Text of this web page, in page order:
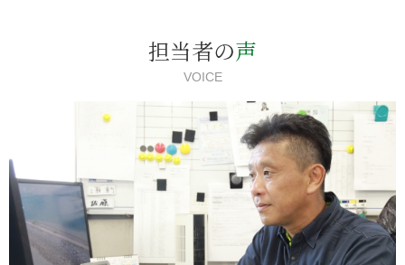
担当者の声
VOICE